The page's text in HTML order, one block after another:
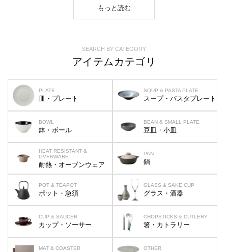
もっと読む
SEARCH BY CATEGORY
アイテムカテゴリ
PLATE
皿・プレート
SOUP & PASTA PLATE
スープ・パスタプレート
BOWL
鉢・ボール
BEAN & SMALL PLATE
豆皿・小皿
HEAT RESISTANT &
OVENWARE
耐熱・オーブンウェア
PAN
鍋
POT & TEAPOT
ポット・急須
GLASS & SAKE CUP
グラス・酒器
CUP & SAUCER
カップ・ソーサー
CHOPSTICKS & CUTLERY
箸・カトラリー
MAT & COASTER OTHER